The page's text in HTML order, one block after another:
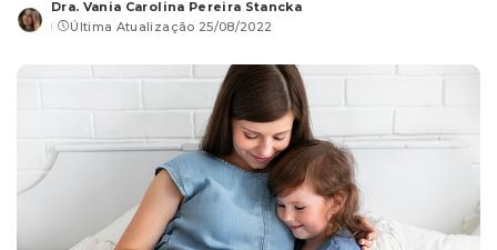
Posted
by
Dra. Vania Carolina Pereira Stancka
Última Atualização 25/08/2022